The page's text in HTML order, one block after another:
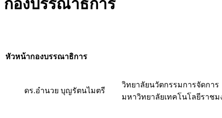
กองบรรณาธิการ
หัวหน้ากองบรรณาธิการ
ดร.อำนวย บุญรัตนไมตรี
วิทยาลัยนวัตกรรมการจัดการ
มหาวิทยาลัยเทคโนโลยีราช